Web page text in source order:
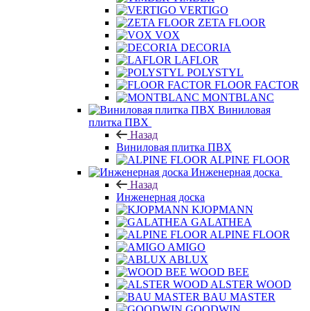
VERTIGO
ZETA FLOOR
VOX
DECORIA
LAFLOR
POLYSTYL
FLOOR FACTOR
MONTBLANC
Виниловая
плитка ПВХ
Назад
Виниловая плитка ПВХ
ALPINE FLOOR
Инженерная доска
Назад
Инженерная доска
KJOPMANN
GALATHEA
ALPINE FLOOR
AMIGO
ABLUX
WOOD BEE
ALSTER WOOD
BAU MASTER